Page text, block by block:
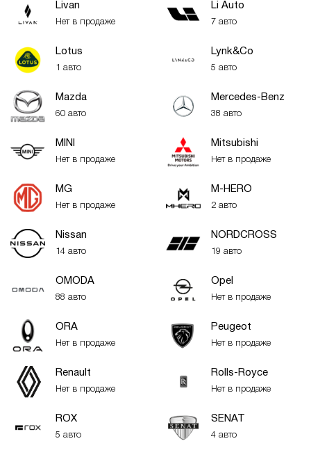
Livan
Нет в продаже
Li Auto
7 авто
Lotus
1 авто
Lynk&Co
5 авто
Mazda
60 авто
Mercedes-Benz
38 авто
MINI
Нет в продаже
Mitsubishi
Нет в продаже
MG
Нет в продаже
M-HERO
2 авто
Nissan
14 авто
NORDCROSS
19 авто
OMODA
88 авто
Opel
Нет в продаже
ORA
Нет в продаже
Peugeot
Нет в продаже
Renault
Нет в продаже
Rolls-Royce
Нет в продаже
ROX
5 авто
SENAT
4 авто